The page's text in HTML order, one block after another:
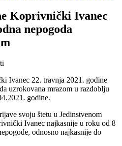
Koprivnički Ivanec
nepogoda
Ivanec 22. travnja 2021. godine
uzrokovana mrazom u razdoblju
godine.
svoju štetu u Jedinstvenom
Ivanec najkasnije u roku od 8
odnosno najkasnije do